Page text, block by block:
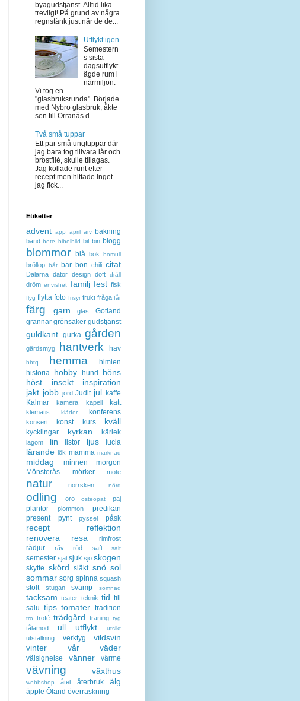
byagudstjänst. Alltid lika
trevligt! På grund av några
regnstänk just när de de...
Utflykt igen
Semestern
s sista
dagsutflykt
ägde rum i
närmiljön.
Vi tog en
"glasbruksrunda". Började
med Nybro glasbruk, åkte
sen till Orranäs d...
Två små tuppar
Ett par små ungtuppar där
jag bara tog tillvara lår och
bröstfilé, skulle tillagas.
Jag kollade runt efter
recept men hittade inget
jag fick...
Etiketter
advent app april arv bakning
band bete bibelbild bil bin blogg
blommor blå bok bomull
bröllop båt bär bön chili citat
Dalarna dator design doft dräll
dröm envishet familj fest fisk
flyg flytta foto frisyr frukt fråga får
färg garn glas
Gotland
grannar grönsaker gudstjänst
guldkant gurka gården
gärdsmyg hantverk hav
hbtq hemma
himlen
historia hobby hund
höns
höst
insekt
inspiration
jakt jobb jord Judit jul kaffe
Kalmar
kamera kapell katt
klematis kläder konferens
konsert konst kurs kväll
kycklingar kyrkan kärlek
lagom lin listor ljus lucia
lärande lök mamma marknad
middag minnen
morgon
Mönsterås
mörker möte
natur norrsken nörd
odling oro osteopat paj
plantor plommon
predikan
present
pynt pyssel påsk
recept
reflektion
renovera
resa rimfrost
rådjur räv röd saft salt
semester sjal sjuk sjö skogen
skytte skörd släkt snö sol
sommar sorg spinna squash
stolt stugan svamp sömnad
tacksam teater teknik tid till
salu tips tomater tradition
tro trofé trädgård träning tyg
tålamod ull utflykt utsikt
utställning verktyg
vildsvin
vinter
vår väder
välsignelse vänner värme
vävning växthus
webbshop åtel återbruk älg
äpple Öland överraskning